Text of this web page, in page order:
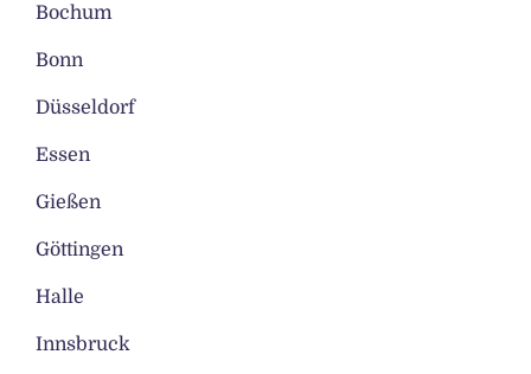
Bochum
Bonn
Düsseldorf
Essen
Gießen
Göttingen
Halle
Innsbruck